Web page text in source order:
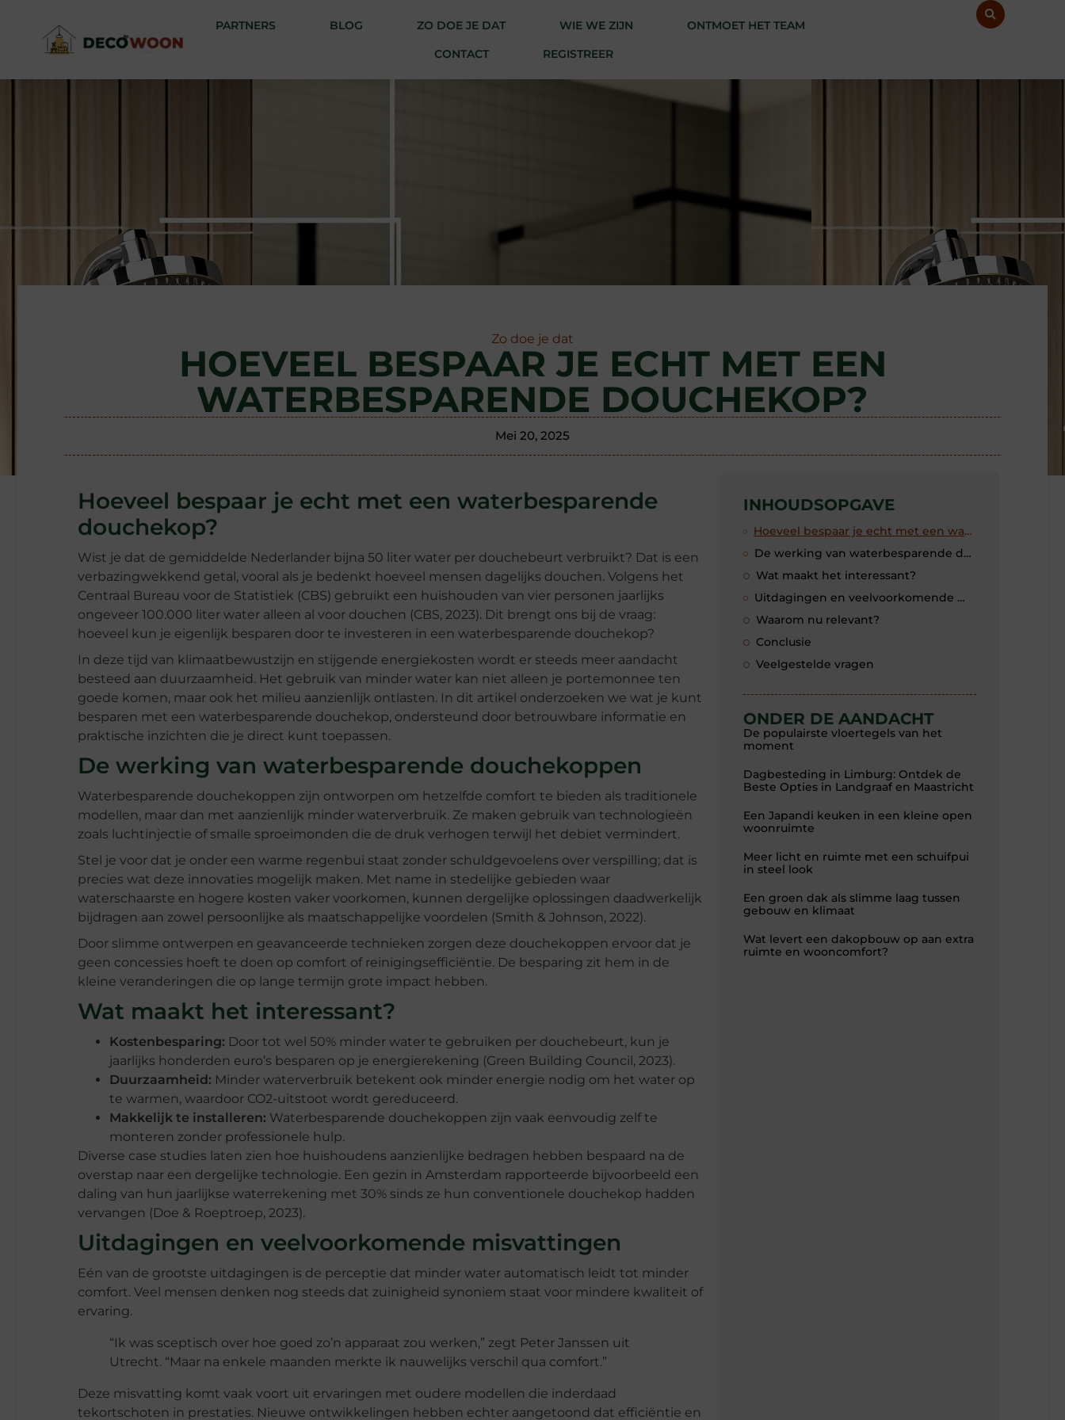
PARTNERS BLOG ZO DOE JE DAT WIE WE ZIJN
ONTMOET HET TEAM
CONTACT
REGISTREER
Zo doe je dat
HOEVEEL BESPAAR JE ECHT MET EEN
WATERBESPARENDE DOUCHEKOP?
Mei 20, 2025
Hoeveel bespaar je echt met een waterbesparende
douchekop?
Wist je dat de gemiddelde Nederlander bijna 50 liter water per douchebeurt verbruikt? Dat is een
verbazingwekkend getal, vooral als je bedenkt hoeveel mensen dagelijks douchen. Volgens het
Centraal Bureau voor de Statistiek (CBS) gebruikt een huishouden van vier personen jaarlijks
ongeveer 100.000 liter water alleen al voor douchen (CBS, 2023). Dit brengt ons bij de vraag:
hoeveel kun je eigenlijk besparen door te investeren in een waterbesparende douchekop?
In deze tijd van klimaatbewustzijn en stijgende energiekosten wordt er steeds meer aandacht
besteed aan duurzaamheid. Het gebruik van minder water kan niet alleen je portemonnee ten
goede komen, maar ook het milieu aanzienlijk ontlasten. In dit artikel onderzoeken we wat je kunt
besparen met een waterbesparende douchekop, ondersteund door betrouwbare informatie en
praktische inzichten die je direct kunt toepassen.
De werking van waterbesparende douchekoppen
Waterbesparende douchekoppen zijn ontworpen om hetzelfde comfort te bieden als traditionele
modellen, maar dan met aanzienlijk minder waterverbruik. Ze maken gebruik van technologieën
zoals luchtinjectie of smalle sproeimonden die de druk verhogen terwijl het debiet vermindert.
Stel je voor dat je onder een warme regenbui staat zonder schuldgevoelens over verspilling; dat is
precies wat deze innovaties mogelijk maken. Met name in stedelijke gebieden waar
waterschaarste en hogere kosten vaker voorkomen, kunnen dergelijke oplossingen daadwerkelijk
bijdragen aan zowel persoonlijke als maatschappelijke voordelen (Smith & Johnson, 2022).
Door slimme ontwerpen en geavanceerde technieken zorgen deze douchekoppen ervoor dat je
geen concessies hoeft te doen op comfort of reinigingsefficiëntie. De besparing zit hem in de
kleine veranderingen die op lange termijn grote impact hebben.
Wat maakt het interessant?
Kostenbesparing: Door tot wel 50% minder water te gebruiken per douchebeurt, kun je
jaarlijks honderden euro’s besparen op je energierekening (Green Building Council, 2023).
Duurzaamheid: Minder waterverbruik betekent ook minder energie nodig om het water op
te warmen, waardoor CO2-uitstoot wordt gereduceerd.
Makkelijk te installeren: Waterbesparende douchekoppen zijn vaak eenvoudig zelf te
monteren zonder professionele hulp.
Diverse case studies laten zien hoe huishoudens aanzienlijke bedragen hebben bespaard na de
overstap naar een dergelijke technologie. Een gezin in Amsterdam rapporteerde bijvoorbeeld een
daling van hun jaarlijkse waterrekening met 30% sinds ze hun conventionele douchekop hadden
vervangen (Doe & Roeptroep, 2023).
Uitdagingen en veelvoorkomende misvattingen
Eén van de grootste uitdagingen is de perceptie dat minder water automatisch leidt tot minder
comfort. Veel mensen denken nog steeds dat zuinigheid synoniem staat voor mindere kwaliteit of
ervaring.
“Ik was sceptisch over hoe goed zo’n apparaat zou werken,” zegt Peter Janssen uit
Utrecht. “Maar na enkele maanden merkte ik nauwelijks verschil qua comfort.”
Deze misvatting komt vaak voort uit ervaringen met oudere modellen die inderdaad
tekortschoten in prestaties. Nieuwe ontwikkelingen hebben echter aangetoond dat efficiëntie en
INHOUDSOPGAVE
Hoeveel bespaar je echt met een waterbesparende douchekop?
De werking van waterbesparende douchekoppen
Wat maakt het interessant?
Uitdagingen en veelvoorkomende misvattingen
Waarom nu relevant?
Conclusie
Veelgestelde vragen
ONDER DE AANDACHT
De populairste vloertegels van het
moment
Dagbesteding in Limburg: Ontdek de
Beste Opties in Landgraaf en Maastricht
Een Japandi keuken in een kleine open
woonruimte
Meer licht en ruimte met een schuifpui
in steel look
Een groen dak als slimme laag tussen
gebouw en klimaat
Wat levert een dakopbouw op aan extra
ruimte en wooncomfort?